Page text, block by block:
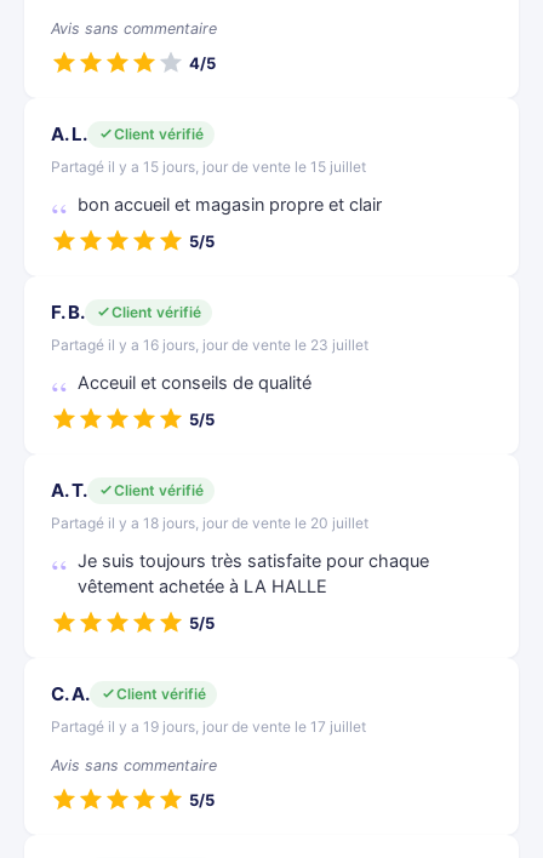
Avis sans commentaire
4/5
A. L.
Client vérifié
Partagé il y a 15 jours, jour de vente le 15 juillet
bon accueil et magasin propre et clair
5/5
F. B.
Client vérifié
Partagé il y a 16 jours, jour de vente le 23 juillet
Acceuil et conseils de qualité
5/5
A. T.
Client vérifié
Partagé il y a 18 jours, jour de vente le 20 juillet
Je suis toujours très satisfaite pour chaque
vêtement achetée à LA HALLE
5/5
C. A.
Client vérifié
Partagé il y a 19 jours, jour de vente le 17 juillet
Avis sans commentaire
5/5